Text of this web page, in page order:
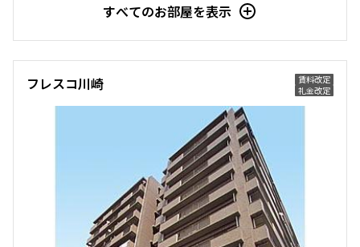
172,000円
お問合せ 追加
すべてのお部屋を表示
賃料改定
礼金改定
フレスコ川崎